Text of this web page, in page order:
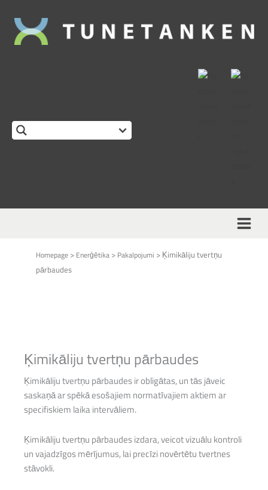
Homepage > Enerģētika > Pakalpojumi > Ķimikāliju tvertņu
pārbaudes
Ķimikāliju tvertņu pārbaudes
Ķimikāliju tvertņu pārbaudes ir obligātas, un tās jāveic
saskaņā ar spēkā esošajiem normatīvajiem aktiem ar
specifiskiem laika intervāliem.
Ķimikāliju tvertņu pārbaudes izdara, veicot vizuālu kontroli
un vajadzīgos mērījumus, lai precīzi novērtētu tvertnes
stāvokli.
This form is temporarily unavailable.